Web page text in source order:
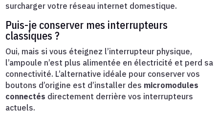
surcharger votre réseau internet domestique.
Puis-je conserver mes interrupteurs
classiques ?
Oui, mais si vous éteignez l’interrupteur physique,
l’ampoule n’est plus alimentée en électricité et perd sa
connectivité. L’alternative idéale pour conserver vos
boutons d’origine est d’installer des micromodules
connectés directement derrière vos interrupteurs
actuels.